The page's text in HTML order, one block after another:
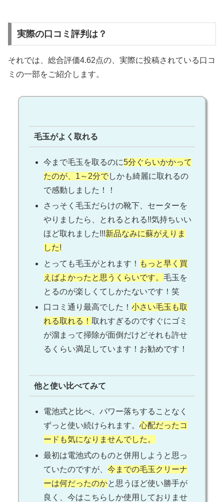
実際の口コミ評判は？
それでは、総合評価4.62点の、実際に投稿されている口コ
ミの一部をご紹介します。
毛玉がよく取れる
今まで毛玉を取るのに5分ぐらいかかって
たのが、1～2分でしかも綺麗に取れるの
で感動しました！！
さっそく毛玉だらけの靴下、セーターを
やりましたら、とれるとれる!!気持ちいい
ほど取れました!!!新品なみに蘇がえりま
した!
とっても毛玉がとれます！ もっと早く買
えばよかったと思うくらいです。毛玉を
とるのが楽しくてしかたないです！笑
口コミ通り最高でした！小さい毛玉も取
れる取れる！取れすぎるのですぐにゴミ
が溜まって掃除が面倒だけどそれも許せ
るくらい満足しています！お勧めです！
他と使い比べてみて
電池式と比べ、パワー落ちすることなく
ずっと使い続けられます。心配だったコ
ードも気になりませんでした。
最初は電池式のものと併用しようと思っ
ていたのですが、今までの毛玉クリーナ
ーは何だったのかと思うほど使い勝手が
良く、今はこちらしか使用しておりませ